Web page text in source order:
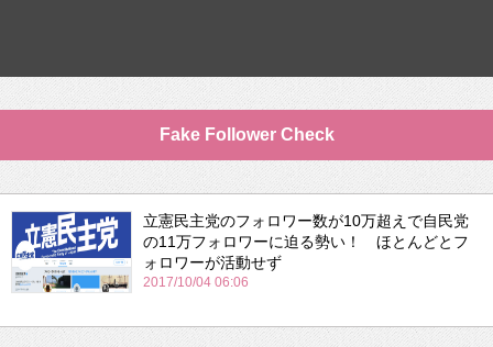
Fake Follower Check
立憲民主党のフォロワー数が10万超えで自民党
の11万フォロワーに迫る勢い！ ほとんどとフ
ォロワーが活動せず
2017/10/04 06:06